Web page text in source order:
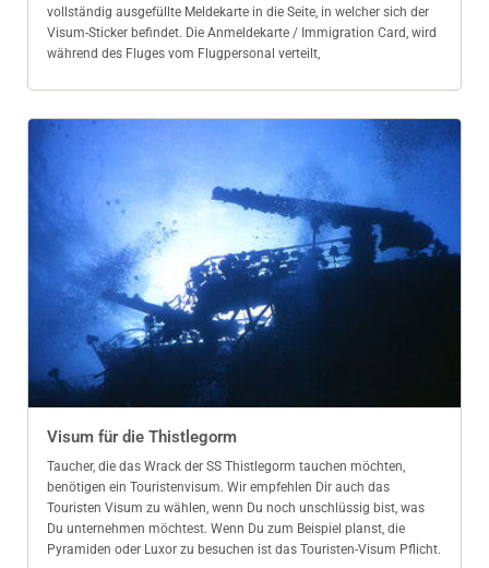
vollständig ausgefüllte Meldekarte in die Seite, in welcher sich der
Visum-Sticker befindet. Die Anmeldekarte / Immigration Card, wird
während des Fluges vom Flugpersonal verteilt,
Visum für die Thistlegorm
Taucher, die das Wrack der SS Thistlegorm tauchen möchten,
benötigen ein Touristenvisum. Wir empfehlen Dir auch das
Touristen Visum zu wählen, wenn Du noch unschlüssig bist, was
Du unternehmen möchtest. Wenn Du zum Beispiel planst, die
Pyramiden oder Luxor zu besuchen ist das Touristen-Visum Pflicht.